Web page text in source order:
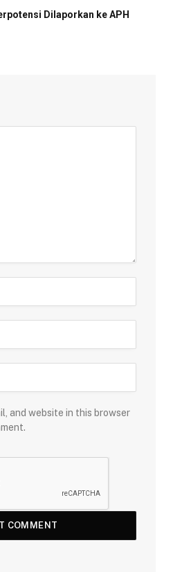
Dilaporkan ke APH
and website in this browser